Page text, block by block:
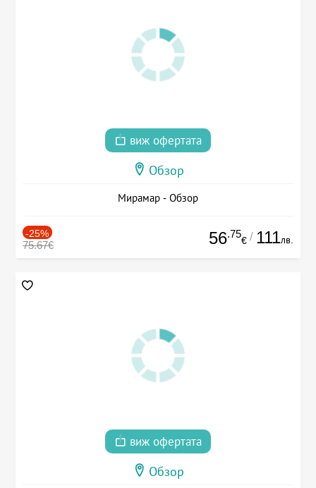
виж офертата
Обзор
Мирамар - Обзор
-25%
75.67€ 56.75
€ / 111лв.
виж офертата
Обзор